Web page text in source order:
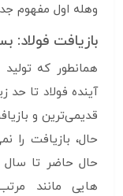
وهله اول مفهوم
بازیافت فولاد:
همانطور که
آینده فولاد تا حد
قدیمی‌ترین و
حال، بازیافت را
هایی مانند